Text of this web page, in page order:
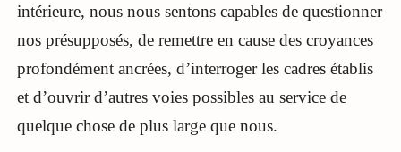
intérieure, nous nous sentons capables de questionner
nos présupposés, de remettre en cause des croyances
profondément ancrées, d’interroger les cadres établis
et d’ouvrir d’autres voies possibles au service de
quelque chose de plus large que nous.